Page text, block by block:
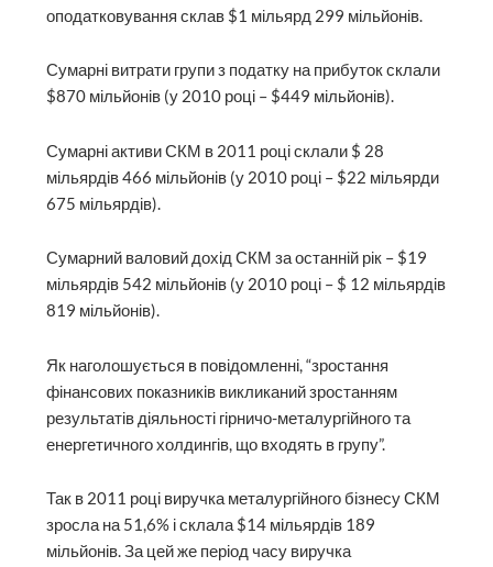
оподатковування склав $1 мільярд 299 мільйонів.
Сумарні витрати групи з податку на прибуток склали
$870 мільйонів (у 2010 році – $449 мільйонів).
Сумарні активи СКМ в 2011 році склали $ 28
мільярдів 466 мільйонів (у 2010 році – $22 мільярди
675 мільярдів).
Сумарний валовий дохід СКМ за останній рік – $19
мільярдів 542 мільйонів (у 2010 році – $ 12 мільярдів
819 мільйонів).
Як наголошується в повідомленні, “зростання
фінансових показників викликаний зростанням
результатів діяльності гірничо-металургійного та
енергетичного холдингів, що входять в групу”.
Так в 2011 році виручка металургійного бізнесу СКМ
зросла на 51,6% і склала $14 мільярдів 189
мільйонів. За цей же період часу виручка